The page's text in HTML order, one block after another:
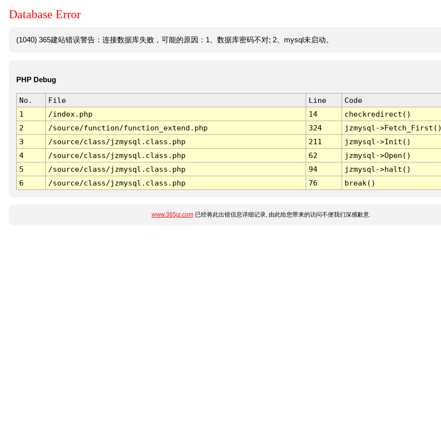
Database Error
(1040) 365建站错误警告：连接数据库失败，可能的原因：1、数据库密码不对; 2、mysql未启动。
PHP Debug
No. File Line
Code
1
/index.php 14
checkredirect()
2
/source/function/function_extend.php 324
jzmysql-
3
/source/class/jzmysql.class.php 211
jzmysql->Init()
4
/source/class/jzmysql.class.php 62
jzmysql->Open()
5
/source/class/jzmysql.class.php 94
jzmysql->halt()
6
/source/class/jzmysql.class.php 76 break()
www.365jz.com已经将此出错信息详细记录, 由此给您带来的访问不便我们深感歉意.